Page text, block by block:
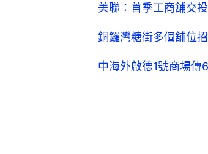
美聯：首季工商舖交
銅鑼灣糖街多個舖位
中海外啟德1號商場